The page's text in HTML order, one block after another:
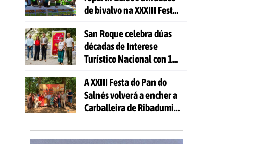
de bivalvo na XXXIII Festa
San Roque celebra dúas
décadas de Interese
Turístico Nacional con 10
actividades gratuítas
A XXIII Festa do Pan do
Salnés volverá a encher a
Carballeira de Ribadumia
e actividades para todas